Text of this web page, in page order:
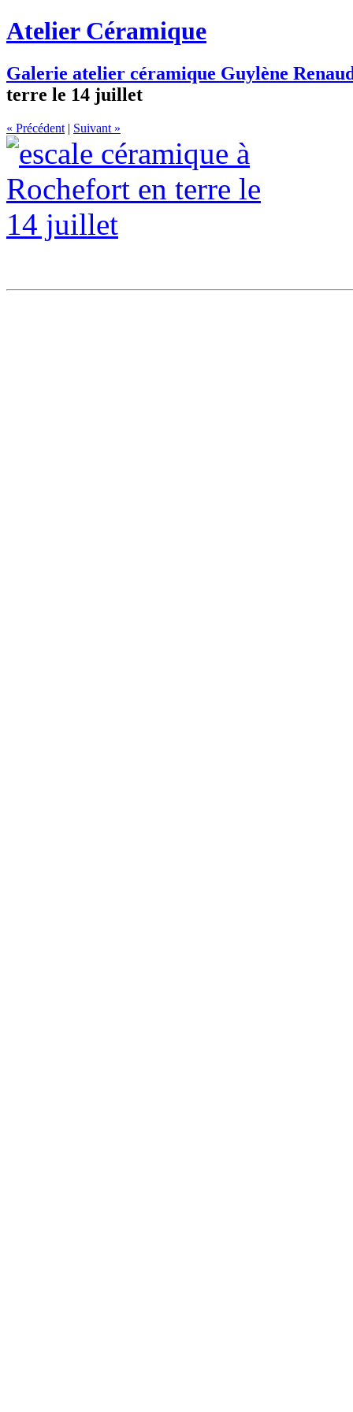
Atelier Céramique
Galerie atelier céramique Guylène
terre le 14 juillet
« Précédent | Suivant »